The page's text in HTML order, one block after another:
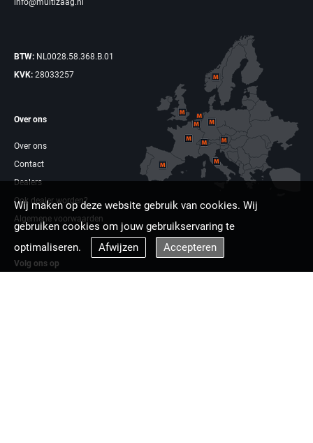
info@multizaag.nl
BTW: NL0028.58.368.B.01
KVK: 28033257
Over ons
Over ons
Contact
Dealers
Ook dealer worden?
Algemene voorwaarden
Volg ons op
Wij maken op deze website gebruik van cookies. Wij
gebruiken cookies om jouw gebruikservaring te
optimaliseren.
Afwijzen Accepteren